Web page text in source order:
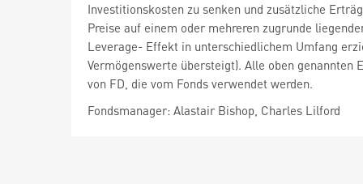
Investitionskosten zu senken und zusätzliche
Preise auf einem oder mehreren zugrunde
Leverage- Effekt in unterschiedlichem Umfang
Vermögenswerte übersteigt). Alle oben genannten
von FD, die vom Fonds verwendet werden.
Fondsmanager: Alastair Bishop, Charles Lilford